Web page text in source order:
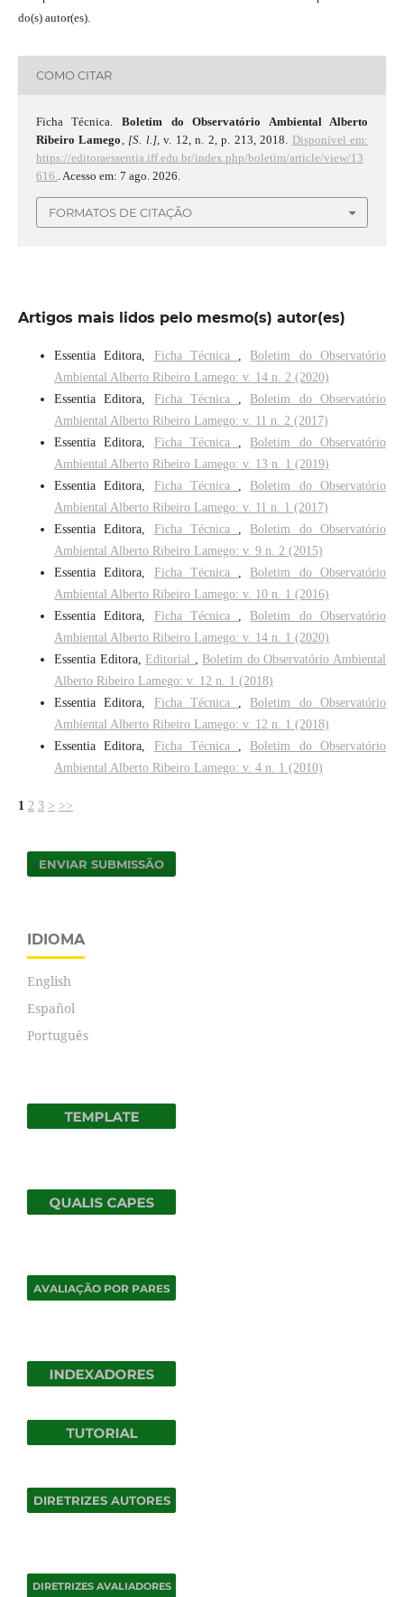
do(s) autor(es).
COMO CITAR
Ficha Técnica. Boletim do Observatório Ambiental Alberto
Ribeiro Lamego
[S. l.], v. 12, n. 2, p. 213, 2018. Disponível em:
https://editoraessentia.iff.edu.br/index.php/boletim/article/view/13
616.
. Acesso em: 7 ago. 2026.
FORMATOS DE CITAÇÃO
Artigos mais lidos pelo mesmo(s) autor(es)
Essentia Editora, Ficha Técnica , Boletim do Observatório
Ambiental Alberto Ribeiro Lamego: v. 14 n. 2 (2020)
Essentia Editora, Ficha Técnica , Boletim do Observatório
Ambiental Alberto Ribeiro Lamego: v. 11 n. 2 (2017)
Essentia Editora, Ficha Técnica , Boletim do Observatório
Ambiental Alberto Ribeiro Lamego: v. 13 n. 1 (2019)
Essentia Editora, Ficha Técnica , Boletim do Observatório
Ambiental Alberto Ribeiro Lamego: v. 11 n. 1 (2017)
Essentia Editora, Ficha Técnica , Boletim do Observatório
Ambiental Alberto Ribeiro Lamego: v. 9 n. 2 (2015)
Essentia Editora, Ficha Técnica , Boletim do Observatório
Ambiental Alberto Ribeiro Lamego: v. 10 n. 1 (2016)
Essentia Editora, Ficha Técnica , Boletim do Observatório
Ambiental Alberto Ribeiro Lamego: v. 14 n. 1 (2020)
Essentia Editora, Editorial , Boletim do Observatório Ambiental
Alberto Ribeiro Lamego: v. 12 n. 1 (2018)
Essentia Editora, Ficha Técnica , Boletim do Observatório
Ambiental Alberto Ribeiro Lamego: v. 12 n. 1 (2018)
Essentia Editora, Ficha Técnica , Boletim do Observatório
Ambiental Alberto Ribeiro Lamego: v. 4 n. 1 (2010)
1 2 3 > >>
ENVIAR SUBMISSÃO
IDIOMA
English
Español
Português